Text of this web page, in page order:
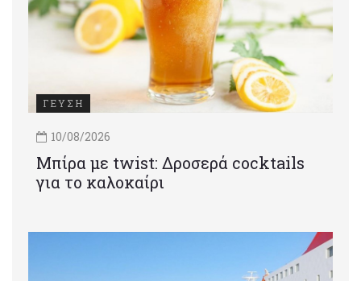
ΓΕΥΣΗ
10/08/2026
Μπίρα με twist: Δροσερά cocktails
για το καλοκαίρι